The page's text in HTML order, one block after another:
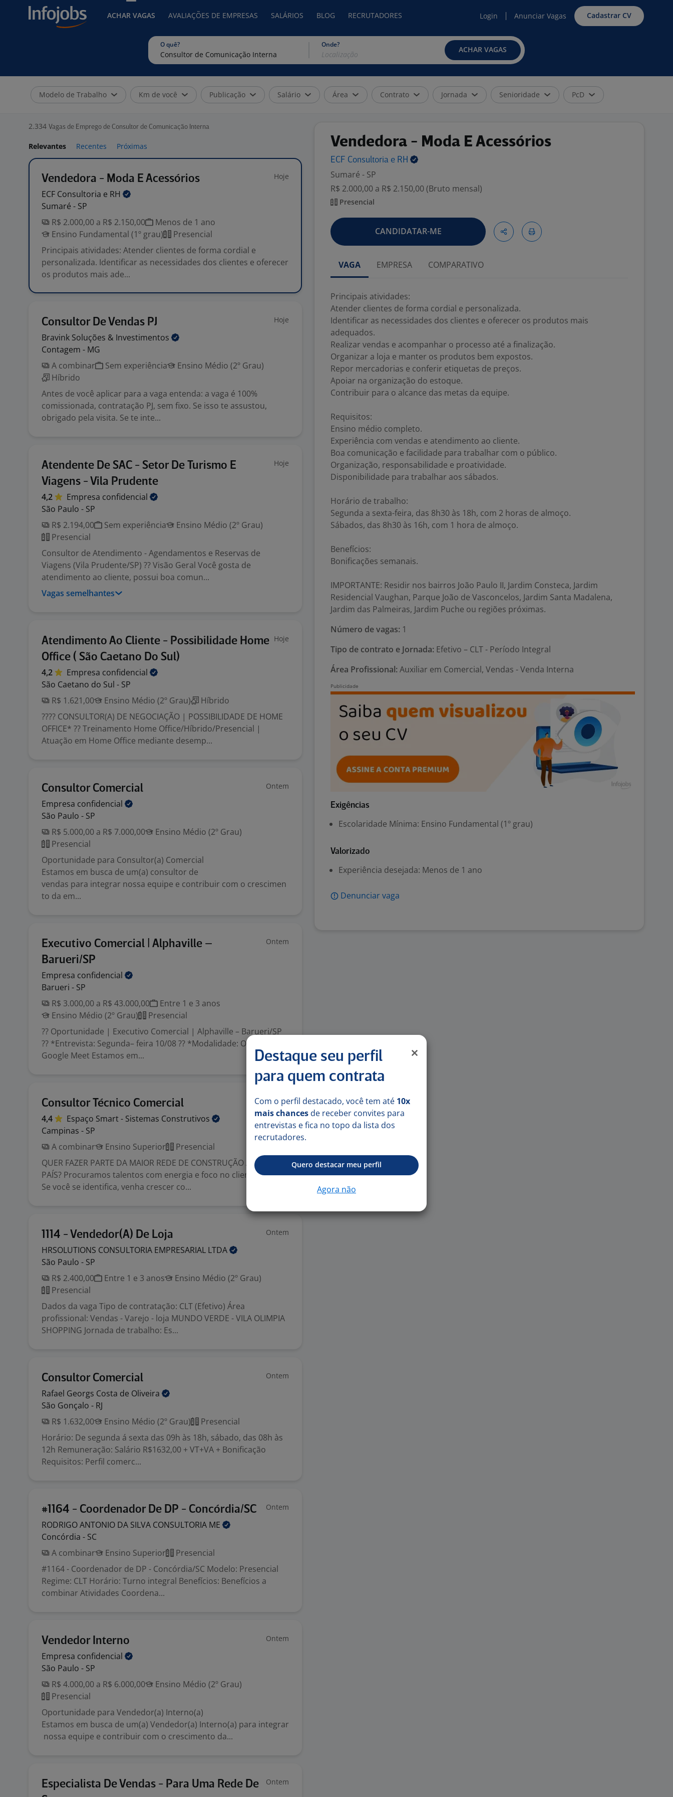
ACHAR VAGAS AVALIAÇÕES DE EMPRESAS SALÁRIOS BLOG RECRUTADORES Login Anunciar Vagas Cadastrar CV
O quê? Onde?
ACHAR VAGAS
Modelo de Trabalho Km de você Publicação Salário Área Contrato Jornada Senioridade PcD
2.334 Vagas de Emprego de Consultor de Comunicação Interna
Relevantes Recentes Próximas
Vendedora - Moda E Acessórios Hoje
ECF Consultoria e RH
Sumaré - SP
R$ 2.000,00 a R$ 2.150,00
Menos de 1 ano
Ensino Fundamental (1º grau)
Presencial
Principais atividades: Atender clientes de forma cordial e
personalizada. Identificar as necessidades dos clientes e oferecer
os produtos mais ade...
Consultor De Vendas PJ Hoje
Bravink Soluções & Investimentos
Contagem - MG
A combinar
Sem experiência
Ensino Médio (2º Grau)
Híbrido
Antes de você aplicar para a vaga entenda: a vaga é 100%
comissionada, contratação PJ, sem fixo. Se isso te assustou,
obrigado pela visita. Se te inte...
Atendente De SAC - Setor De Turismo E
Viagens - Vila Prudente
Hoje
4,2 Empresa confidencial
São Paulo - SP
R$ 2.194,00
Sem experiência
Ensino Médio (2º Grau)
Presencial
Consultor de Atendimento - Agendamentos e Reservas de
Viagens (Vila Prudente/SP) ?? Visão Geral Você gosta de
atendimento ao cliente, possui boa comun...
Vagas semelhantes
Atendimento Ao Cliente - Possibilidade Home
Office ( São Caetano Do Sul)
Hoje
4,2 Empresa confidencial
São Caetano do Sul - SP
R$ 1.621,00
Ensino Médio (2º Grau)
Híbrido
???? CONSULTOR(A) DE NEGOCIAÇÃO | POSSIBILIDADE DE HOME
OFFICE* ?? Treinamento Home Office/Híbrido/Presencial |
Atuação em Home Office mediante desemp...
Consultor Comercial Ontem
Empresa confidencial
São Paulo - SP
R$ 5.000,00 a R$ 7.000,00
Ensino Médio (2º Grau)
Presencial
Oportunidade para Consultor(a) Comercial
Estamos em busca de um(a) consultor de
vendas para integrar nossa equipe e contribuir com o crescimen
to da em...
Executivo Comercial | Alphaville –
Barueri/SP
Ontem
Empresa confidencial
Barueri - SP
R$ 3.000,00 a R$ 43.000,00
Entre 1 e 3 anos
Ensino Médio (2º Grau)
Presencial
?? Oportunidade | Executivo Comercial | Alphaville – Barueri/SP
?? *Entrevista: Segunda– feira 10/08 ?? *Modalidade: Online via
Google Meet Estamos em...
Consultor Técnico Comercial Ontem
4,4 Espaço Smart - Sistemas Construtivos
Campinas - SP
A combinar
Ensino Superior
Presencial
QUER FAZER PARTE DA MAIOR REDE DE CONSTRUÇÃO A SECO DO
PAÍS? Procuramos talentos com energia e foco no cliente
Se você se identifica, venha crescer co...
1114 - Vendedor(A) De Loja Ontem
HRSOLUTIONS CONSULTORIA EMPRESARIAL LTDA
São Paulo - SP
R$ 2.400,00
Entre 1 e 3 anos
Ensino Médio (2º Grau)
Presencial
Dados da vaga Tipo de contratação: CLT (Efetivo) Área
profissional: Vendas - Varejo - loja MUNDO VERDE - VILA OLIMPIA
SHOPPING Jornada de trabalho: Es...
Consultor Comercial Ontem
Rafael Georgs Costa de Oliveira
São Gonçalo - RJ
R$ 1.632,00
Ensino Médio (2º Grau)
Presencial
Horário: De segunda á sexta das 09h às 18h, sábado, das 08h às
12h Remuneração: Salário R$1632,00 + VT+VA + Bonificação
Requisitos: Perfil comerc...
#1164 - Coordenador De DP - Concórdia/SC Ontem
RODRIGO ANTONIO DA SILVA CONSULTORIA ME
Concórdia - SC
A combinar
Ensino Superior
Presencial
#1164 - Coordenador de DP - Concórdia/SC Modelo: Presencial
Regime: CLT Horário: Turno integral Benefícios: Benefícios a
combinar Atividades Coordena...
Vendedor Interno Ontem
Empresa confidencial
São Paulo - SP
R$ 4.000,00 a R$ 6.000,00
Ensino Médio (2º Grau)
Presencial
Oportunidade para Vendedor(a) Interno(a)
Estamos em busca de um(a) Vendedor(a) Interno(a) para integrar
nossa equipe e contribuir com o crescimento da...
Especialista De Vendas - Para Uma Rede De
Ontem
Vendedora - Moda E Acessórios
ECF Consultoria e RH
Sumaré - SP
R$ 2.000,00 a R$ 2.150,00 (Bruto mensal)
Presencial
CANDIDATAR-ME
VAGA EMPRESA COMPARATIVO
Principais atividades:
Atender clientes de forma cordial e personalizada.
Identificar as necessidades dos clientes e oferecer os produtos mais
adequados.
Realizar vendas e acompanhar o processo até a finalização.
Organizar a loja e manter os produtos bem expostos.
Repor mercadorias e conferir etiquetas de preços.
Apoiar na organização do estoque.
Contribuir para o alcance das metas da equipe.
Requisitos:
Ensino médio completo.
Experiência com vendas e atendimento ao cliente.
Boa comunicação e facilidade para trabalhar com o público.
Organização, responsabilidade e proatividade.
Disponibilidade para trabalhar aos sábados.
Horário de trabalho:
Segunda a sexta-feira, das 8h30 às 18h, com 2 horas de almoço.
Sábados, das 8h30 às 16h, com 1 hora de almoço.
Benefícios:
Bonificações semanais.
IMPORTANTE: Residir nos bairros João Paulo II, Jardim Consteca, Jardim
Residencial Vaughan, Parque João de Vasconcelos, Jardim Santa Madalena,
Jardim das Palmeiras, Jardim Puche ou regiões próximas.
Número de vagas: 1
Tipo de contrato e Jornada: Efetivo – CLT - Período Integral
Área Profissional: Auxiliar em Comercial, Vendas - Venda Interna
Exigências
Escolaridade Mínima: Ensino Fundamental (1º grau)
Valorizado
Experiência desejada: Menos de 1 ano
Denunciar vaga
Destaque seu perfil
para quem contrata
Com o perfil destacado, você tem até 10x
mais chances de receber convites para
entrevistas e fica no topo da lista dos
recrutadores.
Quero destacar meu perfil
Agora não